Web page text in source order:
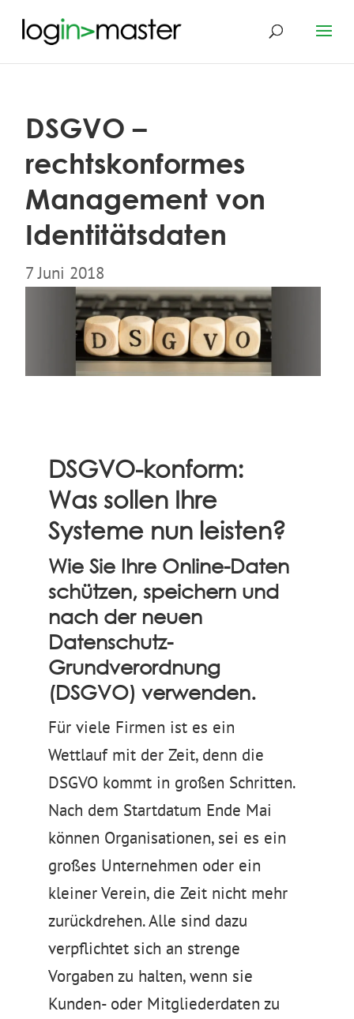
DSGVO –
rechtskonformes
Management von
Identitätsdaten
7 Juni 2018
DSGVO-konform:
Was sollen Ihre
Systeme nun leisten?
Wie Sie Ihre Online-Daten
schützen, speichern und
nach der neuen
Datenschutz-
Grundverordnung
(DSGVO) verwenden.
Für viele Firmen ist es ein
Wettlauf mit der Zeit, denn die
DSGVO kommt in großen Schritten.
Nach dem Startdatum Ende Mai
können Organisationen, sei es ein
großes Unternehmen oder ein
kleiner Verein, die Zeit nicht mehr
zurückdrehen. Alle sind dazu
verpflichtet sich an strenge
Vorgaben zu halten, wenn sie
Kunden- oder Mitgliederdaten zu